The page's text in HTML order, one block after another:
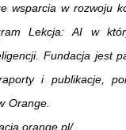
wsparcia w rozwoju
Lekcja: AI w
Fundacja jest
i publikacje,
Orange.
.